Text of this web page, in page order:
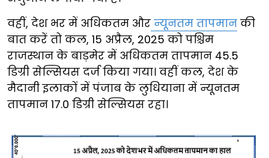
वहीं, देश भर में अधिकतम और न्यूनतम तापमान की
बात करें तो कल, 15 अप्रैल, 2025 को पश्चिम
राजस्थान के बाड़मेर में अधिकतम तापमान 45.5
डिग्री सेल्सियस दर्ज किया गया। वहीं कल, देश के
मैदानी इलाकों में पंजाब के लुधियाना में न्यूनतम
तापमान 17.0 डिग्री सेल्सियस रहा।